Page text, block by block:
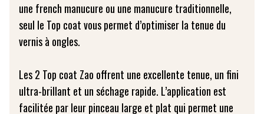
une french manucure ou une manucure traditionnelle,
seul le Top coat vous permet d’optimiser la tenue du
vernis à ongles.
Les 2 Top coat Zao offrent une excellente tenue, un fini
ultra-brillant et un séchage rapide. L’application est
facilitée par leur pinceau large et plat qui permet une